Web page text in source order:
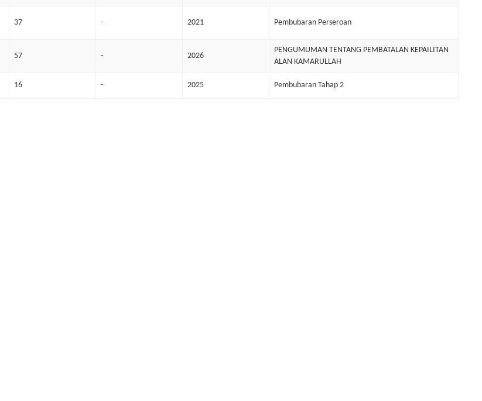
37 - 2021 Pembubaran Perseroan
57 - 2026
PENGUMUMAN TENTANG PEMBATALAN KEPAILITAN
ALAN KAMARULLAH
16 - 2025 Pembubaran Tahap 2